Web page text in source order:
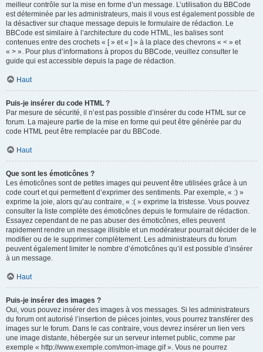
meilleur contrôle sur la mise en forme d’un message. L’utilisation du BBCode
est déterminée par les administrateurs, mais il vous est également possible de
la désactiver sur chaque message depuis le formulaire de rédaction. Le
BBCode est similaire à l’architecture du code HTML, les balises sont
contenues entre des crochets « [ » et « ] » à la place des chevrons « < » et
« > ». Pour plus d’informations à propos du BBCode, veuillez consulter le
guide qui est accessible depuis la page de rédaction.
Haut
Puis-je insérer du code HTML ?
Par mesure de sécurité, il n’est pas possible d’insérer du code HTML sur ce
forum. La majeure partie de la mise en forme qui peut être générée par du
code HTML peut être remplacée par du BBCode.
Haut
Que sont les émoticônes ?
Les émoticônes sont de petites images qui peuvent être utilisées grâce à un
code court et qui permettent d’exprimer des sentiments. Par exemple, « :) »
exprime la joie, alors qu’au contraire, « :( » exprime la tristesse. Vous pouvez
consulter la liste complète des émoticônes depuis le formulaire de rédaction.
Essayez cependant de ne pas abuser des émoticônes, elles peuvent
rapidement rendre un message illisible et un modérateur pourrait décider de le
modifier ou de le supprimer complètement. Les administrateurs du forum
peuvent également limiter le nombre d’émoticônes qu’il est possible d’insérer
à un message.
Haut
Puis-je insérer des images ?
Oui, vous pouvez insérer des images à vos messages. Si les administrateurs
du forum ont autorisé l’insertion de pièces jointes, vous pourrez transférer des
images sur le forum. Dans le cas contraire, vous devrez insérer un lien vers
une image distante, hébergée sur un serveur internet public, comme par
exemple « http://www.exemple.com/mon-image.gif ». Vous ne pourrez